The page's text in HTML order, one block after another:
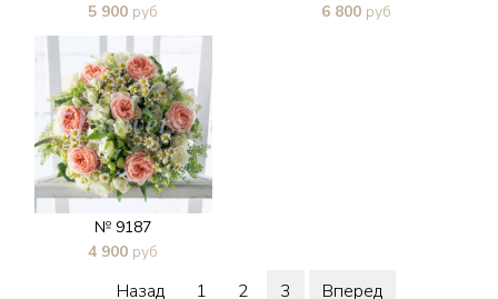
5 900 руб
В 1 клик
6 800 руб
№ 9187
4 900 руб
В 1 клик
Назад 1 2 3 Вперед